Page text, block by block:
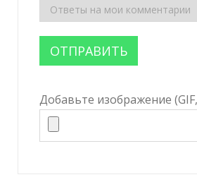
Добавьте изображение (GIF,